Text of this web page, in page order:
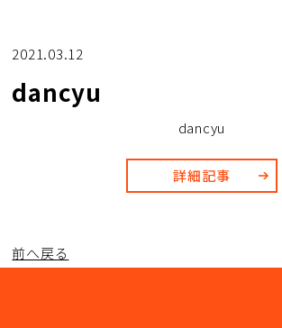
2021.03.12
dancyu
dancyu
詳細記事
前へ戻る